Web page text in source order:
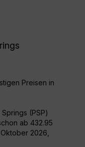
Preisen in
(PSP)
ab 432.95
2026,